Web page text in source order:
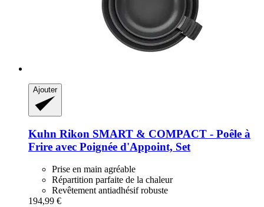
Ajouter
Kuhn Rikon SMART & COMPACT -​ Poêle à
Frire avec Poignée d'Appoint, Set
Prise en main agréable
Répartition parfaite de la chaleur
Revêtement antiadhésif robuste
194,99 €